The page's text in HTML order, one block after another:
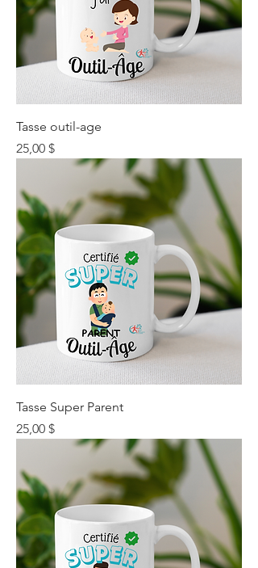
Tasse outil-age
Prix
25,00 $
Tasse Super Parent
Prix
25,00 $